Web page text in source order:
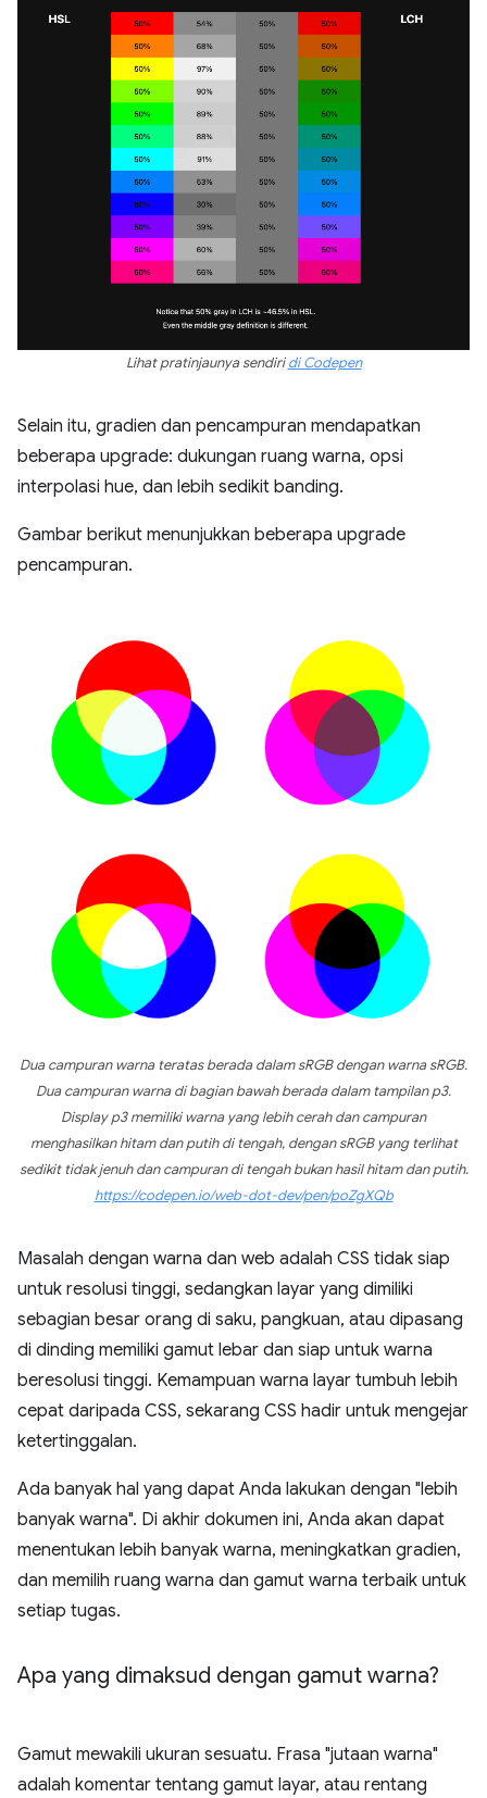
Lihat pratinjaunya sendiridi Codepen
Selain itu, gradien dan pencampuran mendapatkan
beberapa upgrade: dukungan ruang warna, opsi
interpolasi hue, dan lebih sedikit banding.
Gambar berikut menunjukkan beberapa upgrade
pencampuran.
Dua campuran warna teratas berada dalam sRGB dengan warna sRGB.
Dua campuran warna di bagian bawah berada dalam tampilan p3.
Display p3 memiliki warna yang lebih cerah dan campuran
menghasilkan hitam dan putih di tengah, dengan sRGB yang terlihat
sedikit tidak jenuh dan campuran di tengah bukan hasil hitam dan putih.
https://codepen.io/web-dot-dev/pen/poZgXQb
Masalah dengan warna dan web adalah CSS tidak siap
untuk resolusi tinggi, sedangkan layar yang dimiliki
sebagian besar orang di saku, pangkuan, atau dipasang
di dinding memiliki gamut lebar dan siap untuk warna
beresolusi tinggi. Kemampuan warna layar tumbuh lebih
cepat daripada CSS, sekarang CSS hadir untuk mengejar
ketertinggalan.
Ada banyak hal yang dapat Anda lakukan dengan "lebih
banyak warna". Di akhir dokumen ini, Anda akan dapat
menentukan lebih banyak warna, meningkatkan gradien,
dan memilih ruang warna dan gamut warna terbaik untuk
setiap tugas.
Apa yang dimaksud dengan gamut warna?
Gamut mewakili ukuran sesuatu. Frasa "jutaan warna"
adalah komentar tentang gamut layar, atau rentang